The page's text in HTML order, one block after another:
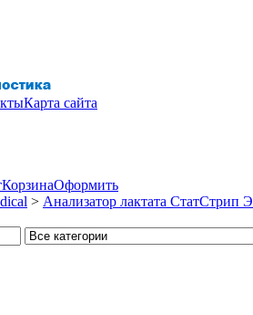
Карта сайта
КорзинаОформить
> Анализатор лактата СтатСтрип